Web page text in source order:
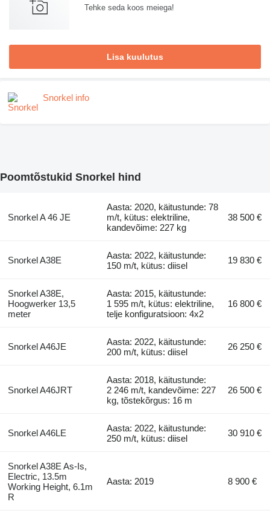
Tehke seda koos meiega!
Lisa kuulutus
Snorkel info
Poomtõstukid Snorkel hind
Snorkel A 46 JE
Aasta: 2020, käitustunde: 78
m/t, kütus: elektriline,
kandevõime: 227 kg
38 500 €
Snorkel A38E
Aasta: 2022, käitustunde:
150 m/t, kütus: diisel
19 830 €
Snorkel A38E,
Hoogwerker 13,5
meter
Aasta: 2015, käitustunde:
1 595 m/t, kütus: elektriline,
telje konfiguratsioon: 4x2
16 800 €
Snorkel A46JE
Aasta: 2022, käitustunde:
200 m/t, kütus: diisel
26 250 €
Snorkel A46JRT
Aasta: 2018, käitustunde:
2 246 m/t, kandevõime: 227
kg, tõstekõrgus: 16 m
26 500 €
Snorkel A46LE
Aasta: 2022, käitustunde:
250 m/t, kütus: diisel
30 910 €
Snorkel A38E As-Is,
Electric, 13.5m
Working Height, 6.1m
R
Aasta: 2019 8 900 €